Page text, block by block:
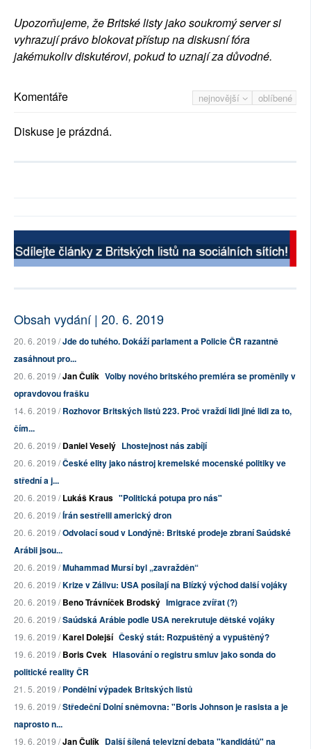
Upozorňujeme, že Britské listy jako soukromý server si
vyhrazují právo blokovat přístup na diskusní fóra
jakémukoliv diskutérovi, pokud to uznají za důvodné.
nejnovější oblíbené
Komentáře
Diskuse je prázdná.
Obsah vydání | 20. 6. 2019
20. 6. 2019 /Jde do tuhého. Dokáží parlament a Policie ČR razantně
zasáhnout pro...
20. 6. 2019 /Jan Čulík Volby nového britského premiéra se proměnily v
opravdovou frašku
14. 6. 2019 /Rozhovor Britských listů 223. Proč vraždí lidi jiné lidi za to,
čím...
20. 6. 2019 /Daniel Veselý Lhostejnost nás zabíjí
20. 6. 2019 /České elity jako nástroj kremelské mocenské politiky ve
střední a j...
20. 6. 2019 /Lukáš Kraus "Politická potupa pro nás"
20. 6. 2019 /Írán sestřelil americký dron
20. 6. 2019 /Odvolací soud v Londýně: Britské prodeje zbraní Saúdské
Arábii jsou...
20. 6. 2019 /Muhammad Mursí byl „zavražděn“
20. 6. 2019 /Krize v Zálivu: USA posílají na Blízký východ další vojáky
20. 6. 2019 /Beno Trávníček Brodský Imigrace zvířat (?)
20. 6. 2019 /Saúdská Arábie podle USA nerekrutuje dětské vojáky
19. 6. 2019 /Karel Dolejší Český stát: Rozpuštěný a vypuštěný?
19. 6. 2019 /Boris Cvek Hlasování o registru smluv jako sonda do
politické reality ČR
21. 5. 2019 /Pondělní výpadek Britských listů
19. 6. 2019 /Středeční Dolní sněmovna: "Boris Johnson je rasista a je
naprosto n...
19. 6. 2019 /Jan Čulík Další šílená televizní debata "kandidátů" na